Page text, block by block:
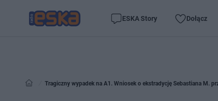
ESKA Story Dołącz
Tragiczny wypadek na A1. Wniosek o ekstradycję Sebastiana M.